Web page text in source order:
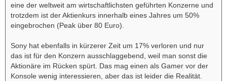
eine der weltweit am wirtschaftlichsten geführten Konzerne und
trotzdem ist der Aktienkurs innerhalb eines Jahres um 50%
eingebrochen (Peak über 80 Euro).
Sony hat ebenfalls in kürzerer Zeit um 17% verloren und nur
das ist für den Konzern ausschlaggebend, weil man sonst die
Aktionäre im Rücken spürt. Das mag einen als Gamer vor der
Konsole wenig interessieren, aber das ist leider die Realität.